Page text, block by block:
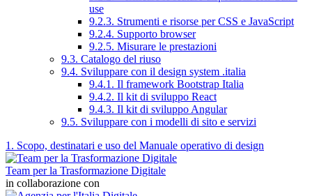
use
9.2.3. Strumenti e risorse per CSS e JavaScript
9.2.4. Supporto browser
9.2.5. Misurare le prestazioni
9.3. Catalogo del riuso
9.4. Sviluppare con il design system .italia
9.4.1. Il framework Bootstrap Italia
9.4.2. Il kit di sviluppo React
9.4.3. Il kit di sviluppo Angular
9.5. Sviluppare con i modelli di sito e servizi
1. Scopo, destinatari e uso del Manuale operativo di design
Team per la Trasformazione Digitale
in collaborazione con